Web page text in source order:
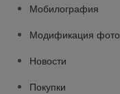
Мобилография
Модификация фото
Новости
Покупки